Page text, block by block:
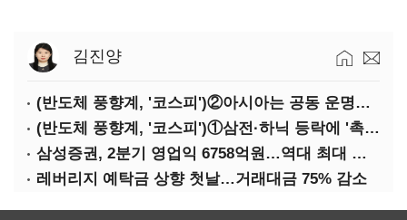
김진양
(반도체 풍향계, '코스피')②아시아는 공동 운명체?…일본·대만도 '동반 출렁'
(반도체 풍향계, '코스피')①삼전·하닉 등락에 '촉각'…코스피·나스닥 '한 몸'
삼성증권, 2분기 영업익 6758억원…역대 최대 경신
레버리지 예탁금 상향 첫날…거래대금 75% 감소